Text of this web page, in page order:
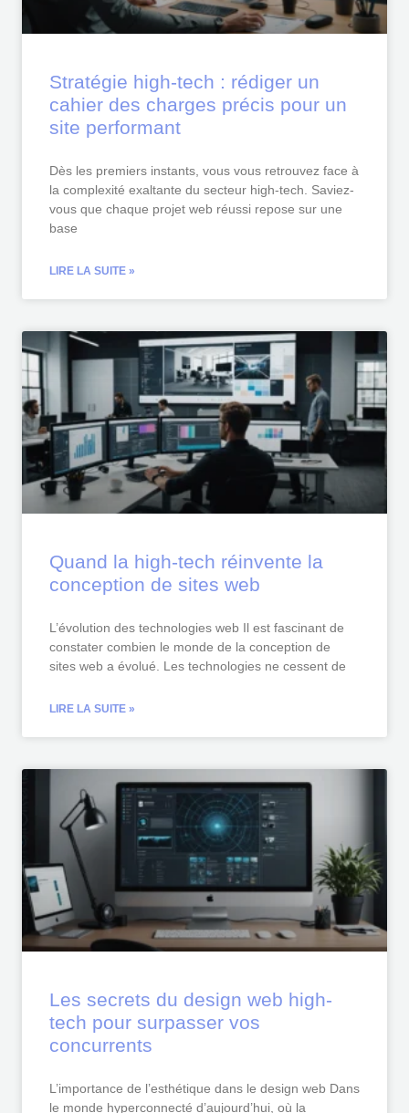
Stratégie high-tech : rédiger un
cahier des charges précis pour un
site performant
Dès les premiers instants, vous vous retrouvez face à
la complexité exaltante du secteur high-tech. Saviez-
vous que chaque projet web réussi repose sur une
base
LIRE LA SUITE »
Quand la high-tech réinvente la
conception de sites web
L’évolution des technologies web Il est fascinant de
constater combien le monde de la conception de
sites web a évolué. Les technologies ne cessent de
LIRE LA SUITE »
Les secrets du design web high-
tech pour surpasser vos
concurrents
L’importance de l’esthétique dans le design web Dans
le monde hyperconnecté d’aujourd’hui, où la